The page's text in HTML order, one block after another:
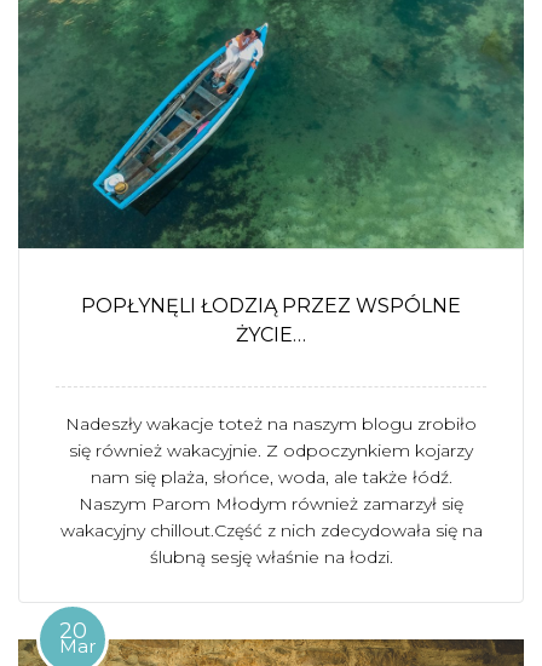
POPŁYNĘLI ŁODZIĄ PRZEZ WSPÓLNE
ŻYCIE…
Nadeszły wakacje toteż na naszym blogu zrobiło
się również wakacyjnie. Z odpoczynkiem kojarzy
nam się plaża, słońce, woda, ale także łódź.
Naszym Parom Młodym również zamarzył się
wakacyjny chillout.Część z nich zdecydowała się na
ślubną sesję właśnie na łodzi.
20
Mar